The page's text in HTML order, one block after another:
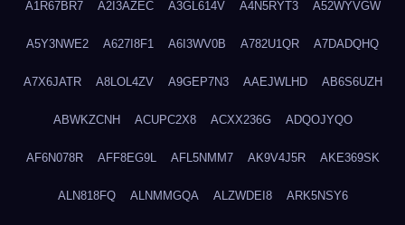
A1R67BR7 A2I3AZEC A3GL614V A4N5RYT3 A52WYVGW
A5Y3NWE2 A627I8F1 A6I3WV0B A782U1QR A7DADQHQ
A7X6JATR A8LOL4ZV A9GEP7N3 AAEJWLHD AB6S6UZH
ABWKZCNH ACUPC2X8 ACXX236G ADQOJYQO
AF6N078R AFF8EG9L AFL5NMM7 AK9V4J5R AKE369SK
ALN818FQ ALNMMGQA ALZWDEI8 ARK5NSY6